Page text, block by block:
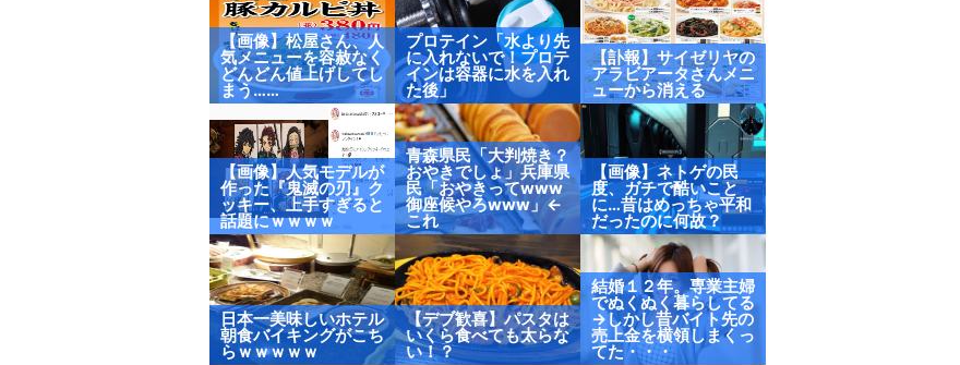
【画像】松屋さん、人
気メニューを容赦なく
どんどん値上げしてし
まう……
プロテイン「水より先
に入れないで！プロテ
インは容器に水を入れ
た後」
【訃報】サイゼリヤの
アラビアータさんメニ
ューから消える
【画像】人気モデルが
作った『鬼滅の刃』ク
ッキー、上手すぎると
話題にｗｗｗｗ
青森県民「大判焼き？
おやきでしょ」兵庫県
民「おやきってwww
御座候やろwww」←
これ
【画像】ネトゲの民
度、ガチで酷いこと
に…昔はめっちゃ平和
だったのに何故？
日本一美味しいホテル
朝食バイキングがこち
らｗｗｗｗｗ
【デブ歓喜】パスタは
いくら食べても太らな
い！？
結婚１２年。専業主婦
でぬくぬく暮らしてる
→しかし昔バイト先の
売上金を横領しまくっ
てた・・・